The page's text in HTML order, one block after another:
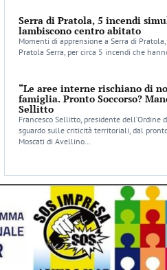
Serra di Pratola, 5 incendi
lambiscono centro abitato
Momenti di apprensione a Serra di
Pratola Serra, per circa 5 incendi che
“Le aree interne rischiano di
famiglia. Pronto Soccorso?
Sellitto
Francesco Sellitto, presidente dell’Ordine
sguardo sulle criticità territoriali, dal
Moscati di Avellino…